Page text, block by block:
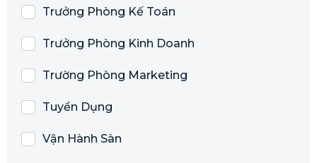
Trưởng Phòng Kế Toán
Trưởng Phòng Kinh Doanh
Trường Phòng Marketing
Tuyển Dụng
Vận Hành Sàn